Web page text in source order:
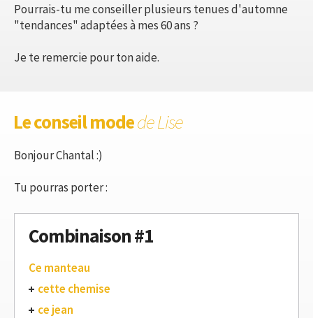
Pourrais-tu me conseiller plusieurs tenues d'automne
"tendances" adaptées à mes 60 ans ?
Je te remercie pour ton aide.
Le conseil modede Lise
Bonjour Chantal :)
Tu pourras porter :
Combinaison #1
Ce manteau
cette chemise
ce jean